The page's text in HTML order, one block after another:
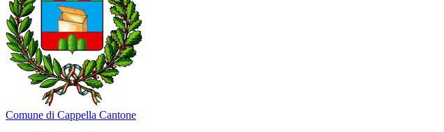
Comune di Cappella Cantone